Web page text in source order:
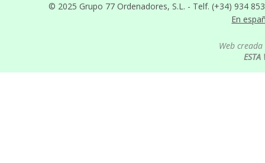
© 2025 Grupo 77 Ordenadores, S.L. - Telf. (+34) 934
En
Web
ESTA